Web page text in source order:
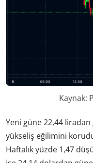
Kaynak:
Yeni güne 22,44
yükseliş eğilimini
Haftalık yüzde 1,47